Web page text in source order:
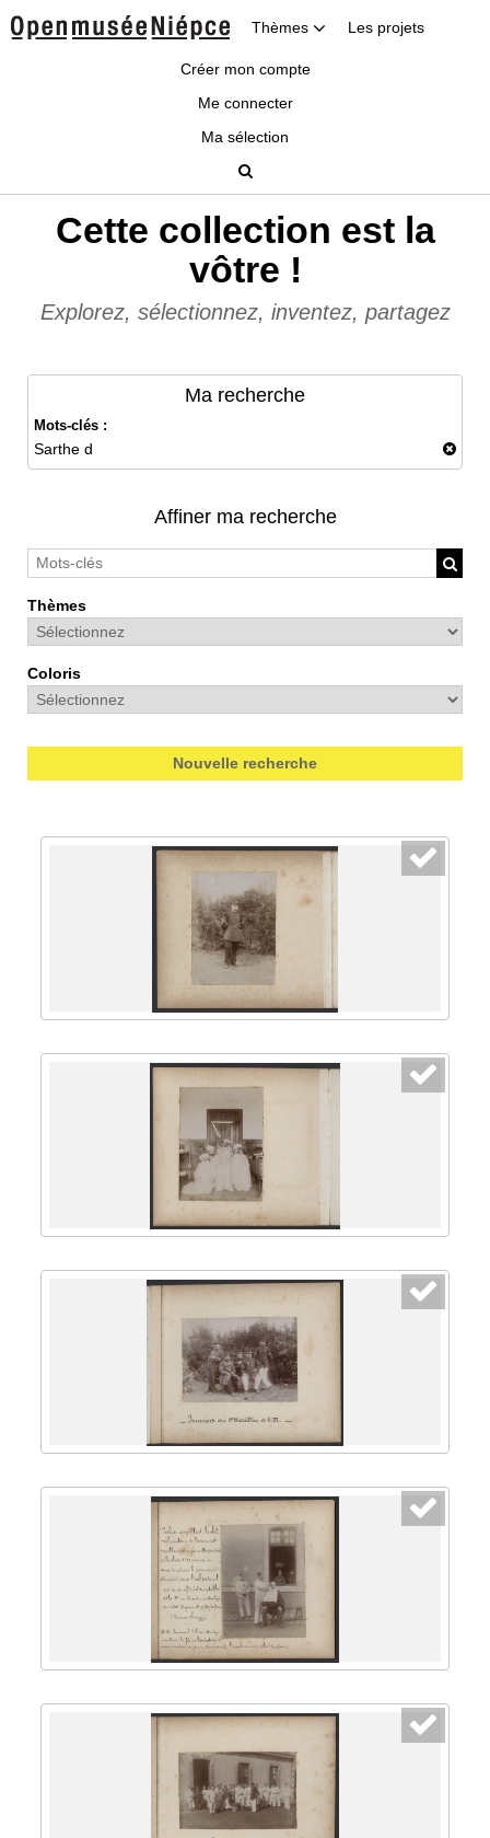
Thèmes Les projets
Créer mon compte
Me connecter
Ma sélection
Cette collection est la
vôtre !
Explorez, sélectionnez, inventez, partagez
Ma recherche
Mots-clés :
Sarthe d
Affiner ma recherche
Thèmes
Coloris
Nouvelle recherche